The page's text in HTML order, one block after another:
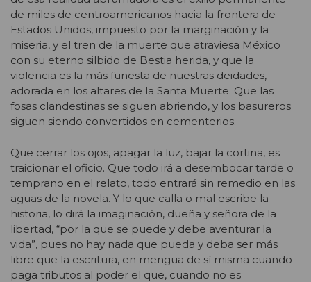
de miles de centroamericanos hacia la frontera de
Estados Unidos, impuesto por la marginación y la
miseria, y el tren de la muerte que atraviesa México
con su eterno silbido de Bestia herida, y que la
violencia es la más funesta de nuestras deidades,
adorada en los altares de la Santa Muerte. Que las
fosas clandestinas se siguen abriendo, y los basureros
siguen siendo convertidos en cementerios.
Que cerrar los ojos, apagar la luz, bajar la cortina, es
traicionar el oficio. Que todo irá a desembocar tarde o
temprano en el relato, todo entrará sin remedio en las
aguas de la novela. Y lo que calla o mal escribe la
historia, lo dirá la imaginación, dueña y señora de la
libertad, “por la que se puede y debe aventurar la
vida”, pues no hay nada que pueda y deba ser más
libre que la escritura, en mengua de sí misma cuando
paga tributos al poder el que, cuando no es